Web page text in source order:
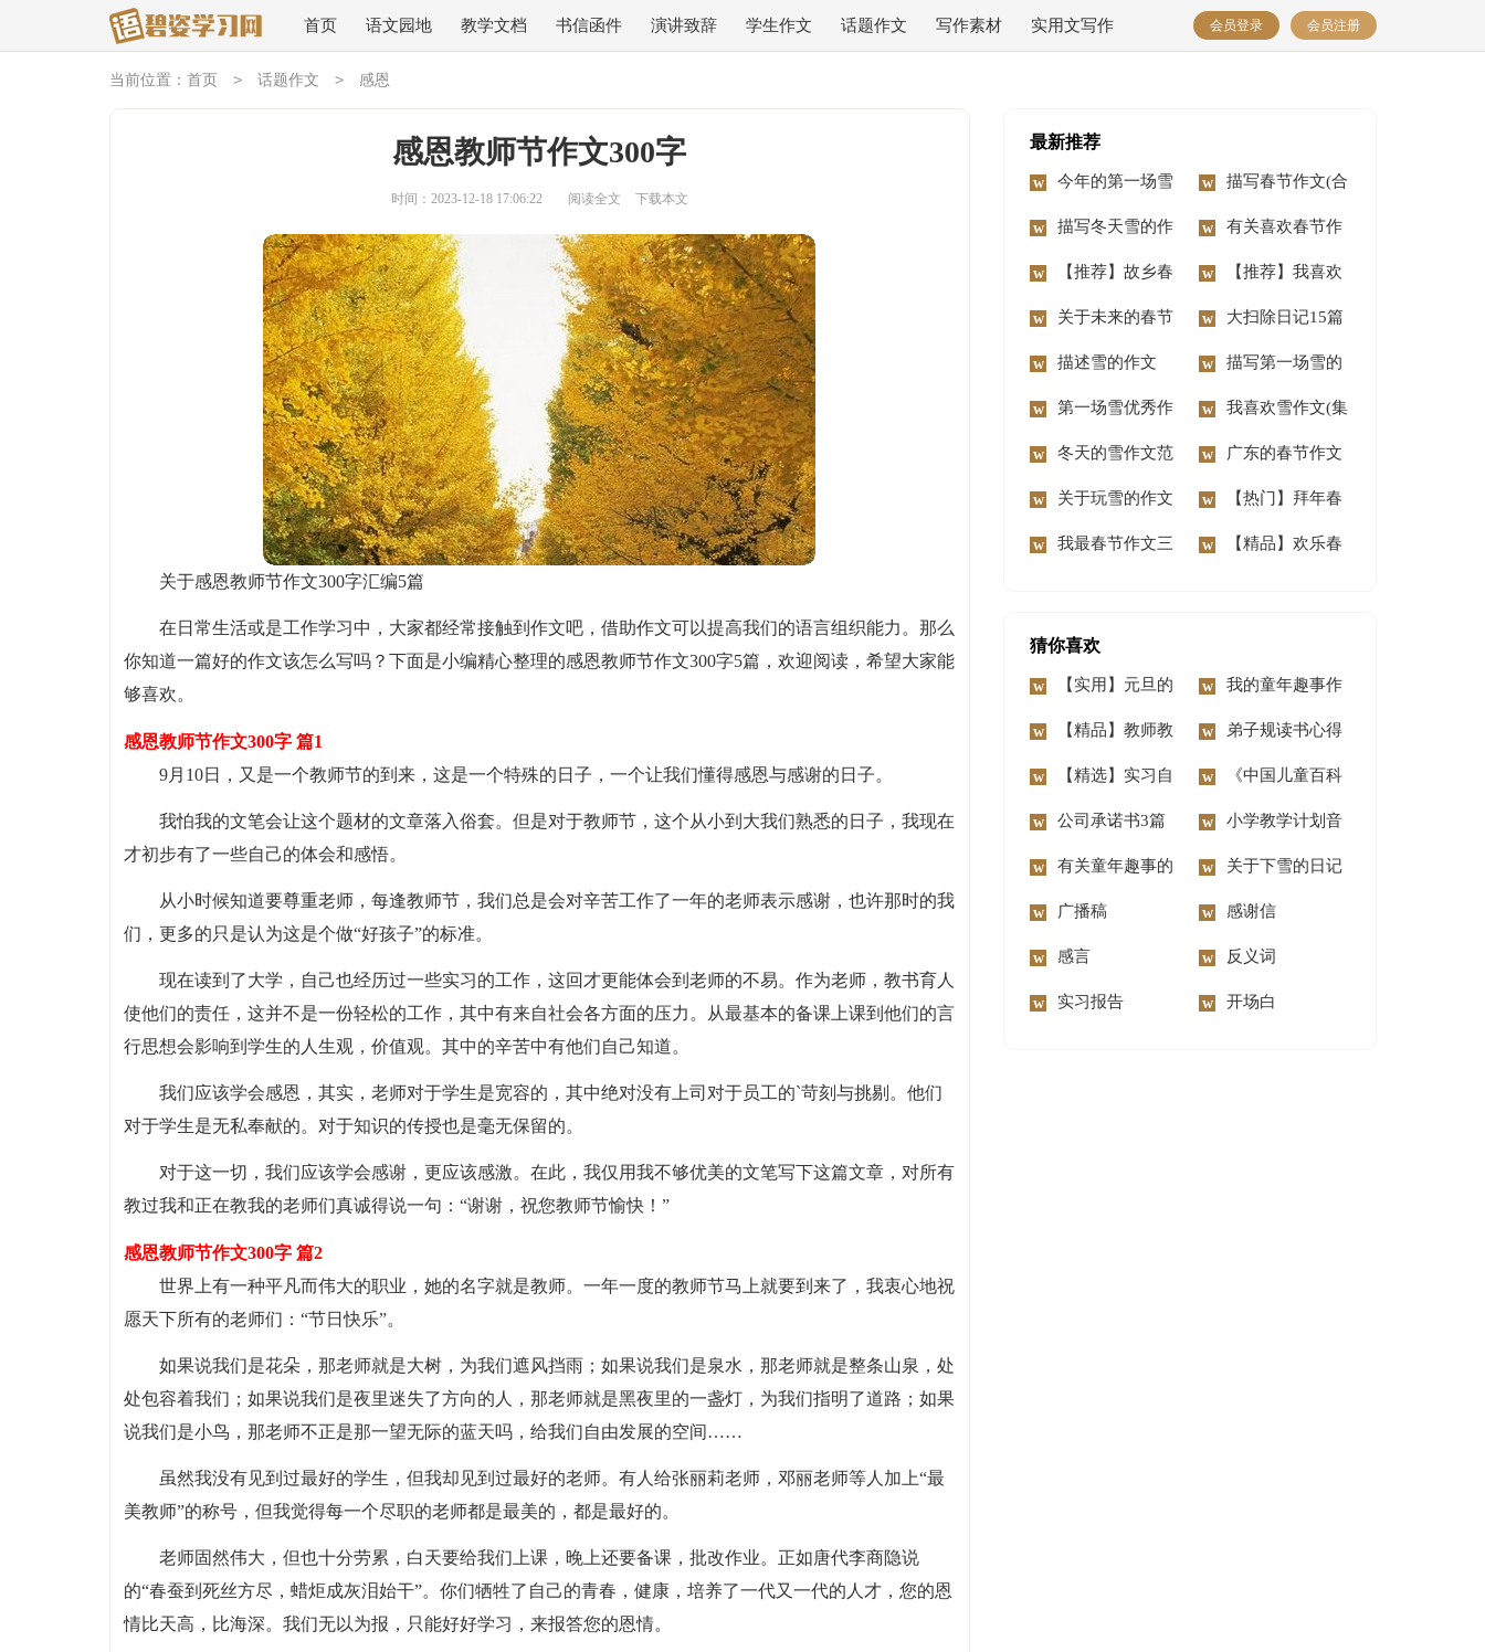
首页 语文园地 教学文档 书信函件 演讲致辞 学生作文 话题作文 写作素材 实用文写作 会员登录 会员注册
当前位置： 首页 > 话题作文 > 感恩
感恩教师节作文300字
时间：2023-12-18 17:06:22 阅读全文 下载本文
关于感恩教师节作文300字汇编5篇
在日常生活或是工作学习中，大家都经常接触到作文吧，借助作文可以提高我们的语言组织能力。那么
你知道一篇好的作文该怎么写吗？下面是小编精心整理的感恩教师节作文300字5篇，欢迎阅读，希望大家能
够喜欢。
感恩教师节作文300字 篇1
9月10日，又是一个教师节的到来，这是一个特殊的日子，一个让我们懂得感恩与感谢的日子。
我怕我的文笔会让这个题材的文章落入俗套。但是对于教师节，这个从小到大我们熟悉的日子，我现在
才初步有了一些自己的体会和感悟。
从小时候知道要尊重老师，每逢教师节，我们总是会对辛苦工作了一年的老师表示感谢，也许那时的我
们，更多的只是认为这是个做“好孩子”的标准。
现在读到了大学，自己也经历过一些实习的工作，这回才更能体会到老师的不易。作为老师，教书育人
使他们的责任，这并不是一份轻松的工作，其中有来自社会各方面的压力。从最基本的备课上课到他们的言
行思想会影响到学生的人生观，价值观。其中的辛苦中有他们自己知道。
我们应该学会感恩，其实，老师对于学生是宽容的，其中绝对没有上司对于员工的`苛刻与挑剔。他们
对于学生是无私奉献的。对于知识的传授也是毫无保留的。
对于这一切，我们应该学会感谢，更应该感激。在此，我仅用我不够优美的文笔写下这篇文章，对所有
教过我和正在教我的老师们真诚得说一句：“谢谢，祝您教师节愉快！”
感恩教师节作文300字 篇2
世界上有一种平凡而伟大的职业，她的名字就是教师。一年一度的教师节马上就要到来了，我衷心地祝
愿天下所有的老师们：“节日快乐”。
如果说我们是花朵，那老师就是大树，为我们遮风挡雨；如果说我们是泉水，那老师就是整条山泉，处
处包容着我们；如果说我们是夜里迷失了方向的人，那老师就是黑夜里的一盏灯，为我们指明了道路；如果
说我们是小鸟，那老师不正是那一望无际的蓝天吗，给我们自由发展的空间……
虽然我没有见到过最好的学生，但我却见到过最好的老师。有人给张丽莉老师，邓丽老师等人加上“最
美教师”的称号，但我觉得每一个尽职的老师都是最美的，都是最好的。
老师固然伟大，但也十分劳累，白天要给我们上课，晚上还要备课，批改作业。正如唐代李商隐说
的“春蚕到死丝方尽，蜡炬成灰泪始干”。你们牺牲了自己的青春，健康，培养了一代又一代的人才，您的恩
情比天高，比海深。我们无以为报，只能好好学习，来报答您的恩情。
最新推荐
今年的第一场雪
作文【热】
描写春节作文(合
集15篇)
描写冬天雪的作
文
有关喜欢春节作
文五篇
【推荐】故乡春
节作文四篇
【推荐】我喜欢
春节作文四篇
关于未来的春节
作文3篇
大扫除日记15篇
描述雪的作文 描写第一场雪的
作文
第一场雪优秀作
文(15篇)
我喜欢雪作文(集
锦15篇)
冬天的雪作文范
文
广东的春节作文
4篇
关于玩雪的作文
13篇
【热门】拜年春
节作文4篇
我最春节作文三 【精品】欢乐春
猜你喜欢
【实用】元旦的
作文500字汇总九篇
我的童年趣事作
文合集10篇
【精品】教师教
学总结范文合集五篇
弟子规读书心得
【精选】实习自
我鉴定模板6篇
《中国儿童百科
全书》读后感
公司承诺书3篇 小学教学计划音
乐汇编6篇
有关童年趣事的
作文精选15篇
关于下雪的日记
(15篇)
广播稿 感谢信
感言 反义词
实习报告 开场白